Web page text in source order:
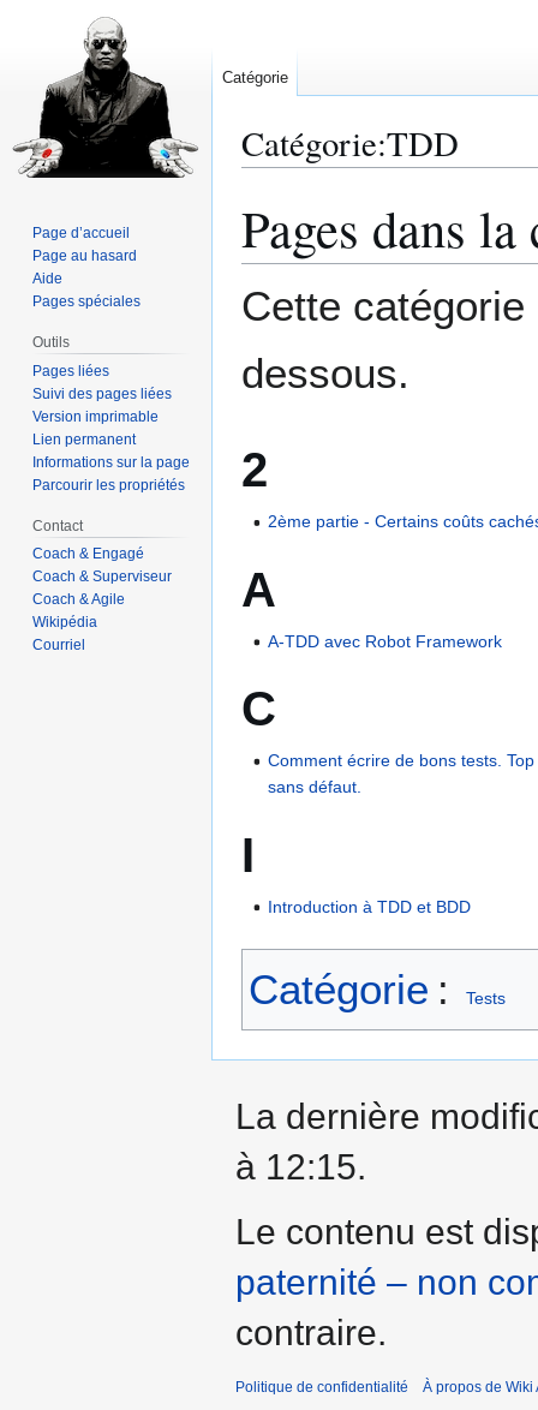
Catégorie:TDD
Pages dans
Cette
dessous.
2
2ème partie - Certains coûts
A
A-TDD avec Robot Framework
C
Comment écrire de bons tests.
sans défaut.
I
Introduction à TDD et BDD
Catégorie : Tests
Catégorie
Page d’accueil
Page au hasard
Aide
Pages spéciales
Outils
Pages liées
Suivi des pages liées
Version imprimable
Lien permanent
Informations sur la page
Parcourir les propriétés
Contact
Coach & Engagé
Coach & Superviseur
Coach & Agile
Wikipédia
Courriel
La dernière
à 12:15.
Le contenu est
paternité – non
contraire.
Politique de confidentialité À propos de Wiki